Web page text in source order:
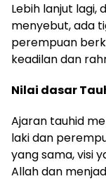
Lebih lanjut lagi,
menyebut, ada
perempuan
keadilan dan
Nilai dasar
Ajaran tauhid
laki dan
yang sama, visi
Allah dan